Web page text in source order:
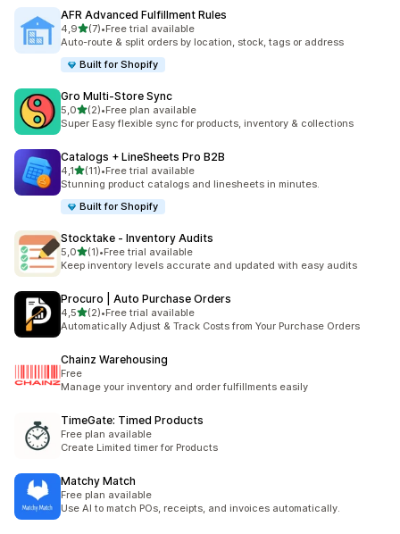
AFR Advanced Fulfillment Rules
4,9na 5 gwiazdek
(7)
Łączna liczba recenzji: 7
•Free trial available
Auto-route & split orders by location, stock, tags or address
Built for Shopify
Gro Multi‑Store Sync
5,0na 5 gwiazdek
(2)
Łączna liczba recenzji: 2
•Free plan available
Super Easy flexible sync for products, inventory & collections
Catalogs + LineSheets Pro B2B
4,1na 5 gwiazdek
(11)
Łączna liczba recenzji: 11
•Free trial available
Stunning product catalogs and linesheets in minutes.
Built for Shopify
Stocktake ‑ Inventory Audits
5,0na 5 gwiazdek
(1)
Łączna liczba recenzji: 1
•Free trial available
Keep inventory levels accurate and updated with easy audits
Procuro | Auto Purchase Orders
4,5na 5 gwiazdek
(2)
Łączna liczba recenzji: 2
•Free trial available
Automatically Adjust & Track Costs from Your Purchase Orders
Chainz Warehousing
Free
Manage your inventory and order fulfillments easily
TimeGate: Timed Products
Free plan available
Create Limited timer for Products
Matchy Match
Free plan available
Use AI to match POs, receipts, and invoices automatically.